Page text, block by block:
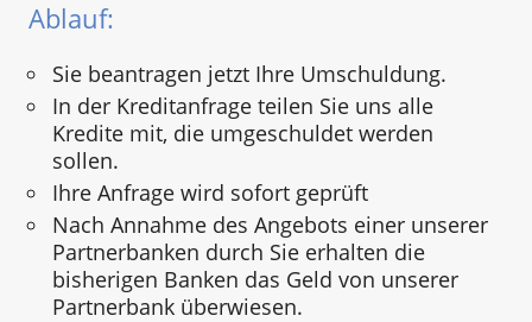
Ablauf:
Sie beantragen jetzt Ihre Umschuldung.
In der Kreditanfrage teilen Sie uns alle
Kredite mit, die umgeschuldet werden
sollen.
Ihre Anfrage wird sofort geprüft
Nach Annahme des Angebots einer unserer
Partnerbanken durch Sie erhalten die
bisherigen Banken das Geld von unserer
Partnerbank überwiesen.